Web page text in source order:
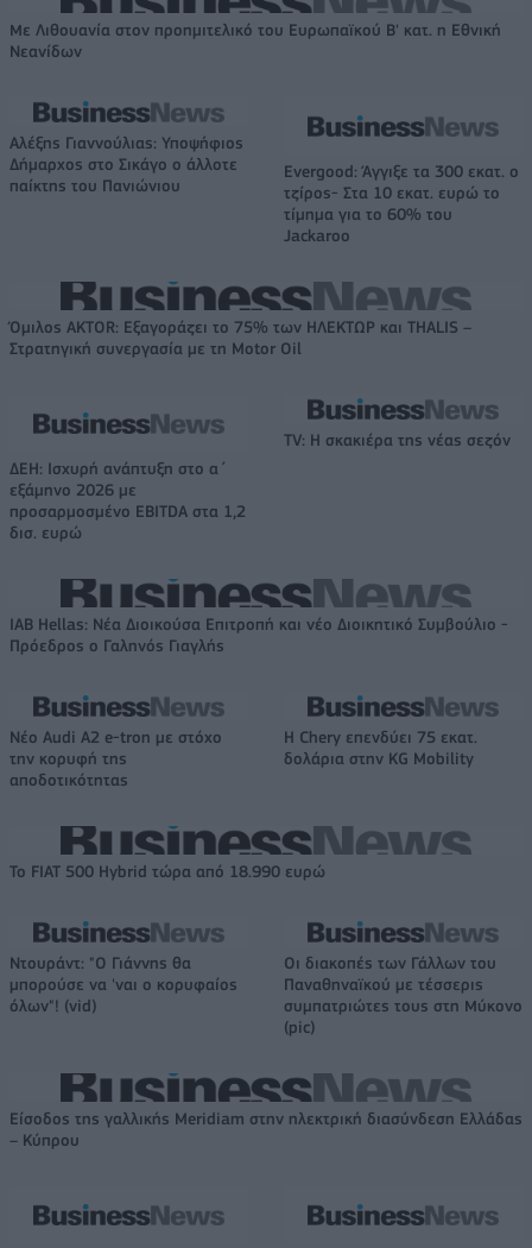
Με Λιθουανία στον προημιτελικό του Ευρωπαϊκού Β' κατ. η Εθνική
Νεανίδων
Αλέξης Γιαννούλιας: Υποψήφιος
Δήμαρχος στο Σικάγο ο άλλοτε
παίκτης του Πανιώνιου
Evergood: Άγγιξε τα 300 εκατ. ο
τζίρος- Στα 10 εκατ. ευρώ το
τίμημα για το 60% του
Jackaroo
Όμιλος AKTOR: Εξαγοράζει το 75% των ΗΛΕΚΤΩΡ και THALIS –
Στρατηγική συνεργασία με τη Motor Oil
ΔΕΗ: Ισχυρή ανάπτυξη στο α΄
εξάμηνο 2026 με
προσαρμοσμένο EBITDA στα 1,2
δισ. ευρώ
TV: Η σκακιέρα της νέας σεζόν
IAB Hellas: Νέα Διοικούσα Επιτροπή και νέο Διοικητικό Συμβούλιο -
Πρόεδρος ο Γαληνός Γιαγλής
Νέο Audi A2 e-tron με στόχο
την κορυφή της
αποδοτικότητας
Η Chery επενδύει 75 εκατ.
δολάρια στην KG Mobility
Το FIAT 500 Hybrid τώρα από 18.990 ευρώ
Ντουράντ: "Ο Γιάννης θα
μπορούσε να 'ναι ο κορυφαίος
όλων"! (vid)
Οι διακοπές των Γάλλων του
Παναθηναϊκού με τέσσερις
συμπατριώτες τους στη Μύκονο
(pic)
Είσοδος της γαλλικής Meridiam στην ηλεκτρική διασύνδεση Ελλάδας
– Κύπρου